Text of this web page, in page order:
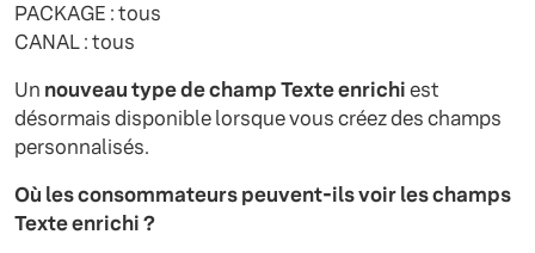
PACKAGE : tous
CANAL : tous
Un nouveau type de champ Texte enrichiest
désormais disponible lorsque vous créez des champs
personnalisés.
Où les consommateurs peuvent-ils voir les champs
Texte enrichi ?